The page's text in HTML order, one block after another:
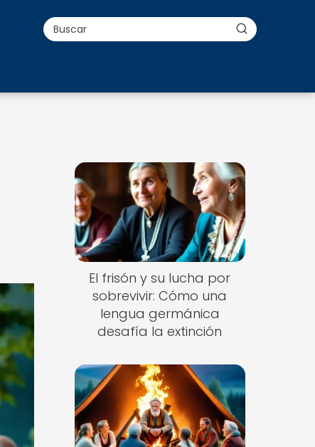
El frisón y su lucha por
sobrevivir: Cómo una
lengua germánica
desafía la extinción